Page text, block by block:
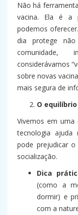
Não há
vacina. Ela é a
podemos
dia protege
comunidade,
considerávamos
sobre novas
mais segura de
O
Vivemos em uma
tecnologia ajuda
pode prejudicar
socialização.
Dica
(como a
dormir) e
com a